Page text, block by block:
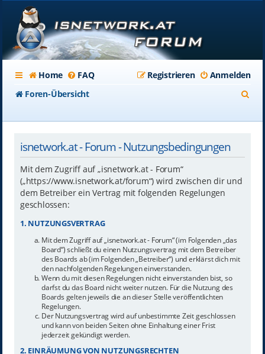
Home FAQ Anmelden
Registrieren
Foren-Übersicht
isnetwork.at - Forum - Nutzungsbedingungen
Mit dem Zugriff auf „isnetwork.at - Forum“
(„https://www.isnetwork.at/forum“) wird zwischen dir und
dem Betreiber ein Vertrag mit folgenden Regelungen
geschlossen:
1. NUTZUNGSVERTRAG
Mit dem Zugriff auf „isnetwork.at - Forum“ (im Folgenden „das
Board“) schließt du einen Nutzungsvertrag mit dem Betreiber
des Boards ab (im Folgenden „Betreiber“) und erklärst dich mit
den nachfolgenden Regelungen einverstanden.
Wenn du mit diesen Regelungen nicht einverstanden bist, so
darfst du das Board nicht weiter nutzen. Für die Nutzung des
Boards gelten jeweils die an dieser Stelle veröffentlichten
Regelungen.
Der Nutzungsvertrag wird auf unbestimmte Zeit geschlossen
und kann von beiden Seiten ohne Einhaltung einer Frist
jederzeit gekündigt werden.
2. EINRÄUMUNG VON NUTZUNGSRECHTEN